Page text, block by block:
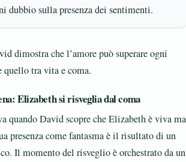
dubbio sulla presenza dei sentimenti.
dimostra che l’amore può superare ogni
quello tra vita e coma.
Elizabeth si risveglia dal coma
quando David scopre che Elizabeth è viva ma
presenza come fantasma è il risultato di un
Il momento del risveglio è orchestrato da un